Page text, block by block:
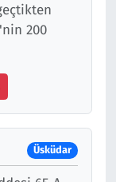
200
Üsküdar